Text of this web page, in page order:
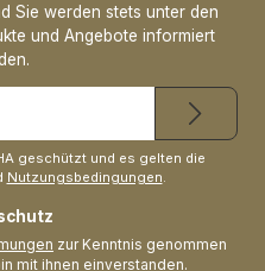
Sie werden stets unter den
und Angebote informiert
geschützt und es gelten die
Nutzungsbedingungen.
zur Kenntnis genommen
mit ihnen einverstanden.